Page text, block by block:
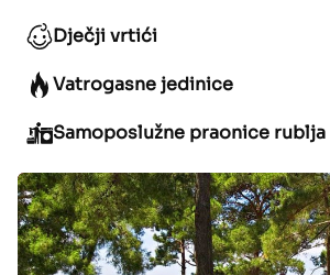
Dječji vrtići
Vatrogasne jedinice
Samoposlužne praonice rublja